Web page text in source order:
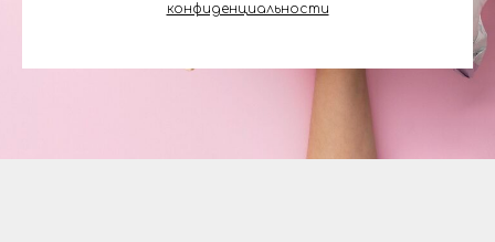
конфиденциальности